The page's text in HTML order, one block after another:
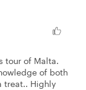
tour of Malta.
of both
treat.. Highly